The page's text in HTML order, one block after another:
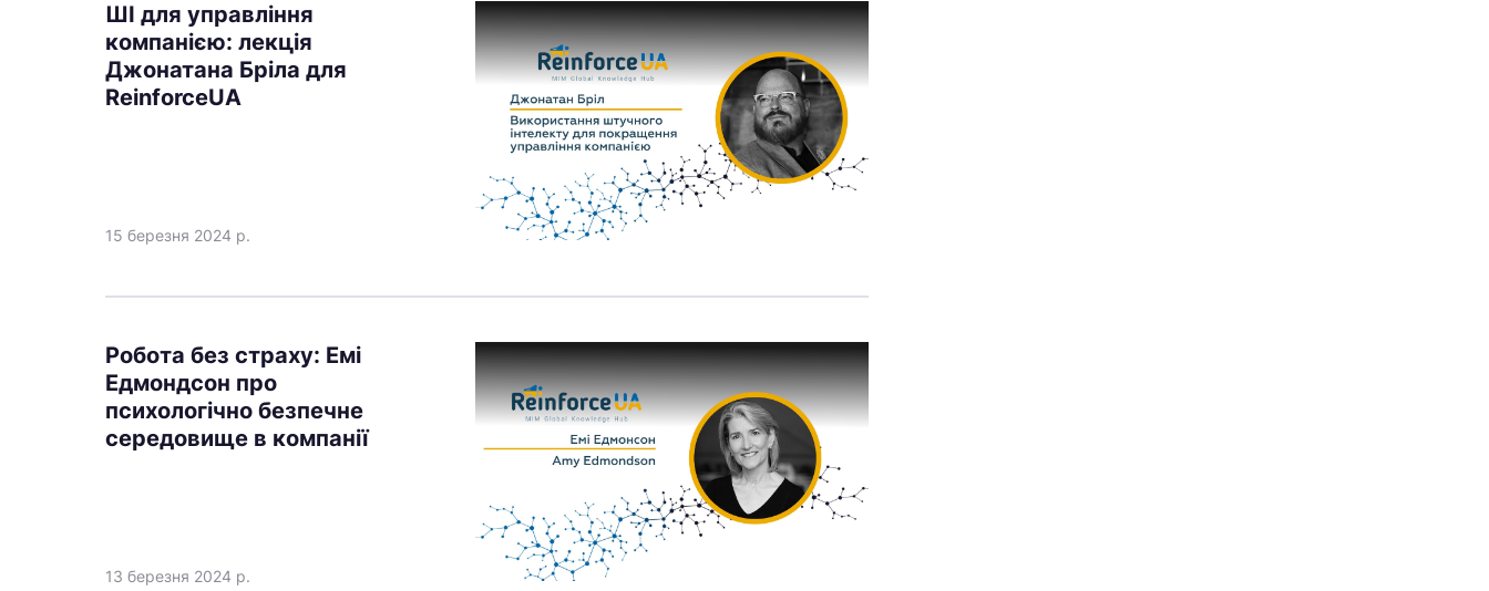
ШІ для управління
компанією: лекція
Джонатана Бріла для
ReinforceUA
15 березня 2024 р.
Робота без страху: Емі
Едмондсон про
психологічно безпечне
середовище в компанії
13 березня 2024 р.